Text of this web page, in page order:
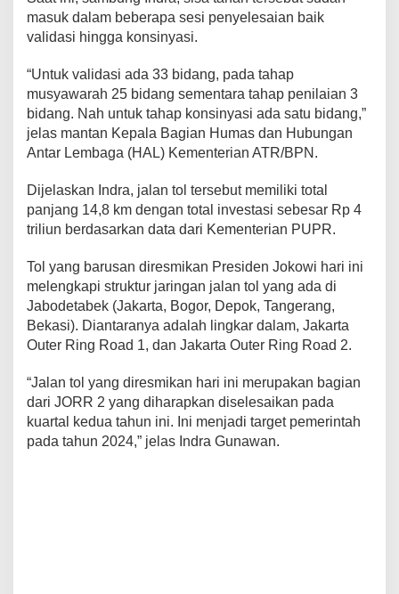
masuk dalam beberapa sesi penyelesaian baik
validasi hingga konsinyasi.
“Untuk validasi ada 33 bidang, pada tahap
musyawarah 25 bidang sementara tahap penilaian 3
bidang. Nah untuk tahap konsinyasi ada satu bidang,”
jelas mantan Kepala Bagian Humas dan Hubungan
Antar Lembaga (HAL) Kementerian ATR/BPN.
Dijelaskan Indra, jalan tol tersebut memiliki total
panjang 14,8 km dengan total investasi sebesar Rp 4
triliun berdasarkan data dari Kementerian PUPR.
Tol yang barusan diresmikan Presiden Jokowi hari ini
melengkapi struktur jaringan jalan tol yang ada di
Jabodetabek (Jakarta, Bogor, Depok, Tangerang,
Bekasi). Diantaranya adalah lingkar dalam, Jakarta
Outer Ring Road 1, dan Jakarta Outer Ring Road 2.
“Jalan tol yang diresmikan hari ini merupakan bagian
dari JORR 2 yang diharapkan diselesaikan pada
kuartal kedua tahun ini. Ini menjadi target pemerintah
pada tahun 2024,” jelas Indra Gunawan.